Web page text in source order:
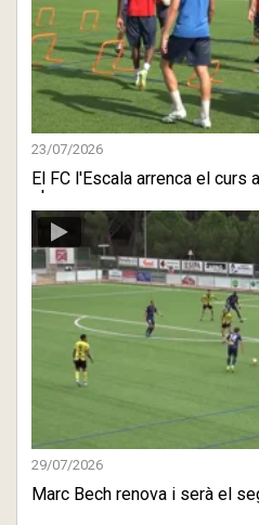
23/07/2026
El FC l'Escala arrenca el
ober ...
29/07/2026
Marc Bech renova i serà el